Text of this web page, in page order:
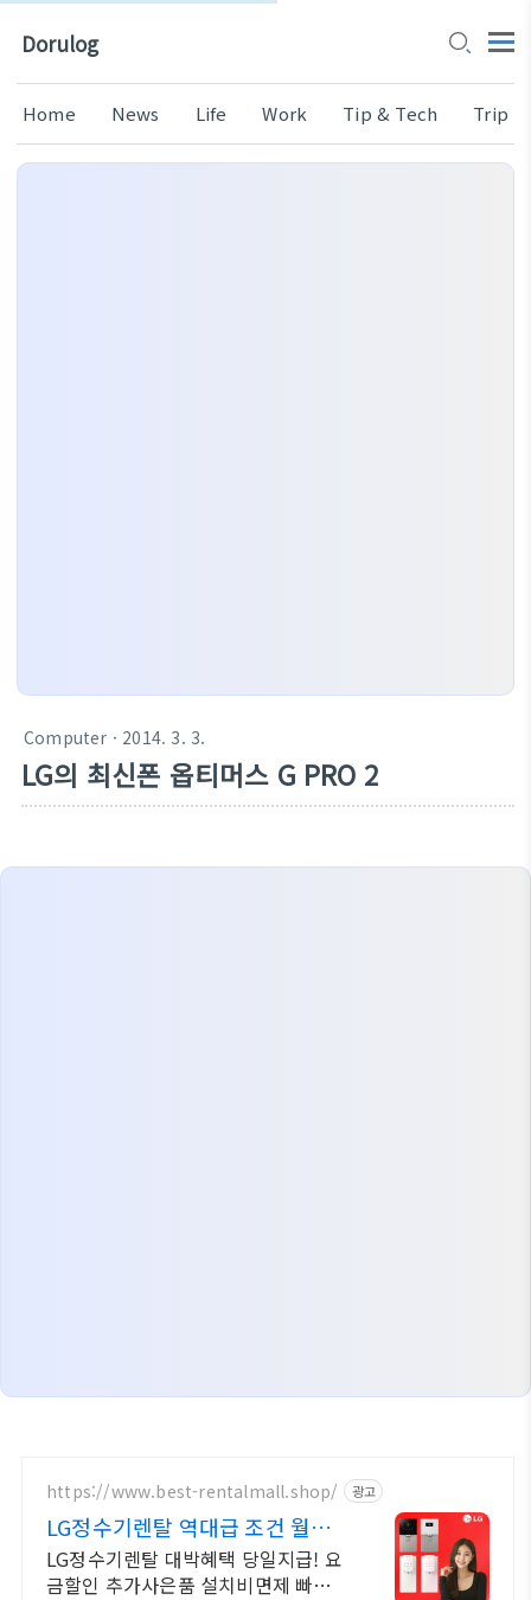
Dorulog
Home News Life Work Tip & Tech Trip
Computer · 2014. 3. 3.
LG의 최신폰 옵티머스 G PRO 2
https://www.best-rentalmall.shop/ 광고
LG정수기렌탈 역대급 조건 월요
금 비교
LG정수기렌탈 대박혜택 당일지급! 요
금할인 추가사은품 설치비면제 빠른